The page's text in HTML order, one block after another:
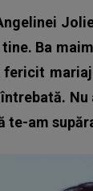
tine. Ba
te-am